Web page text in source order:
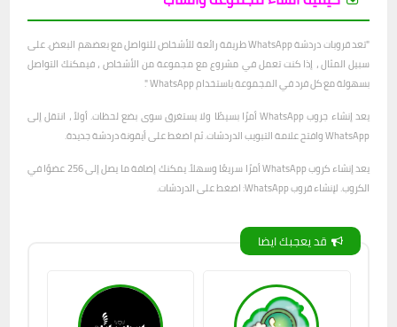
"تعد قروبات دردشة WhatsApp طريقة رائعة للأشخاص للتواصل مع بعضهم البعض. على
سبيل المثال ، إذا كنت تعمل في مشروع مع مجموعة من الأشخاص ، فيمكنك التواصل
بسهولة مع كل فرد في المجموعة باستخدام WhatsApp ".
يعد إنشاء جروب WhatsApp أمرًا بسيطًا ولا يستغرق سوى بضع لحظات. أولاً ، انتقل إلى
WhatsApp وافتح علامة التبويب الدردشات. ثم اضغط على أيقونة دردشة جديدة.
يعد إنشاء كروب WhatsApp أمرًا سريعًا وسهلاً. يمكنك إضافة ما يصل إلى 256 عضوًا في
الكروب. لإنشاء قروب WhatsApp: اضغط على الدردشات.
قد يعجبك ايضا